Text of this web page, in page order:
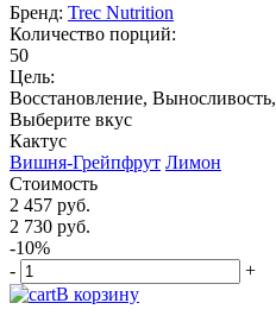
Бренд: Trec Nutrition
Количество порций:
50
Цель:
Восстановление,
Выберите вкус
Кактус
Вишня-Грейпфрут Лимон
Стоимость
2 457 руб.
2 730 руб.
-10%
-
+
В корзину